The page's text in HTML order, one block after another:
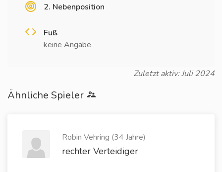
2. Nebenposition
Fuß
keine Angabe
Zuletzt aktiv: Juli 2024
Ähnliche Spieler
Robin Vehring (34 Jahre)
rechter Verteidiger